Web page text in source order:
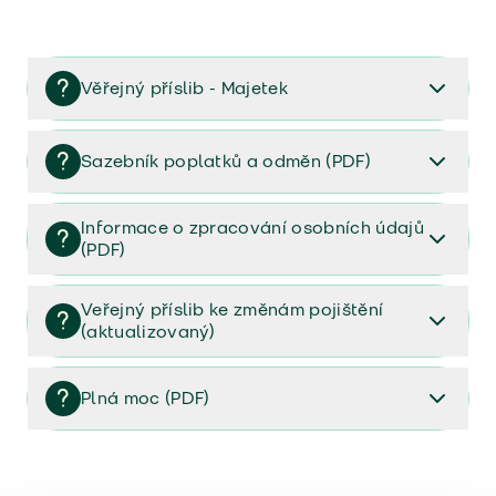
Věřejný příslib - Majetek
Věřejný příslib majetek 2023
Sazebník poplatků a odměn (PDF)
Sazebník poplatků a odměn (PDF)
Informace o zpracování osobních údajů
(PDF)
Informace o zpracování osobních údajů (PDF)
Veřejný příslib ke změnám pojištění
(aktualizovaný)
Veřejný příslib ke změnám pojištění (aktualizovaný)
Plná moc (PDF)